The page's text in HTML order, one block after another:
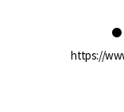
●
https://